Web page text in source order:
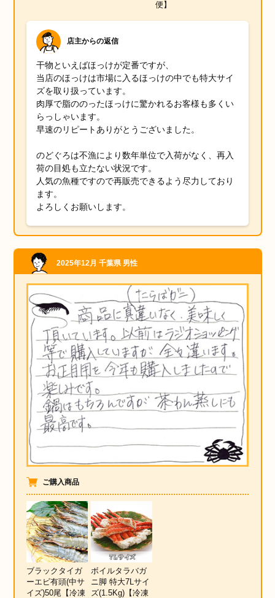
便】
店主からの返信
干物といえばほっけが定番ですが、
当店のほっけは市場に入るほっけの中でも特大サイ
ズを取り扱っています。
肉厚で脂ののったほっけに驚かれるお客様も多くい
らっしゃいます。
早速のリピートありがとうございました。
のどぐろは不漁により数年単位で入荷がなく、再入
荷の目処も立たない状況です。
人気の魚種ですので再販売できるよう尽力しており
ます。
よろしくお願いします。
2025年12月 千葉県 男性
ご購入商品
ブラックタイガ
ーエビ有頭(中サ
イズ)50尾【冷凍
ボイルタラバガ
ニ脚 特大7Lサイ
ズ(1.5Kg)【冷凍